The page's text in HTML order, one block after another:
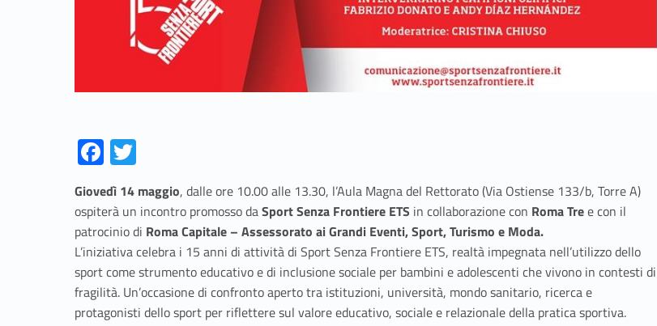
Fa
ce
b
o
o
k
w
itt
er
Giovedì 14 maggio, dalle ore 10.00 alle 13.30, l’Aula Magna del Rettorato (Via Ostiense 133/b, Torre A)
ospiterà un incontro promosso daSport Senza Frontiere ETS in collaborazione con Roma Tree con il
patrocinio di Roma Capitale – Assessorato ai Grandi Eventi, Sport, Turismo e Moda.
L’iniziativa celebra i 15 anni di attività di Sport Senza Frontiere ETS, realtà impegnata nell’utilizzo dello
sport come strumento educativo e di inclusione sociale per bambini e adolescenti che vivono in contesti di
fragilità. Un’occasione di confronto aperto tra istituzioni, università, mondo sanitario, ricerca e
protagonisti dello sport per riflettere sul valore educativo, sociale e relazionale della pratica sportiva.